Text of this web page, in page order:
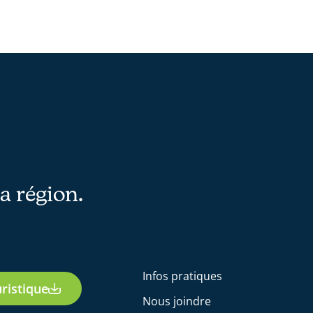
région.
Infos pratiques
Nous joindre